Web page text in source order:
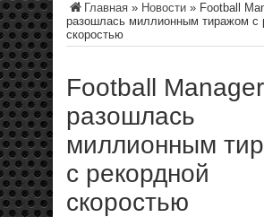
Главная » Новости » Football
разошлась миллионным тиражом с
скоростью
Football
разошлась
миллионным
с рекордной
скоростью